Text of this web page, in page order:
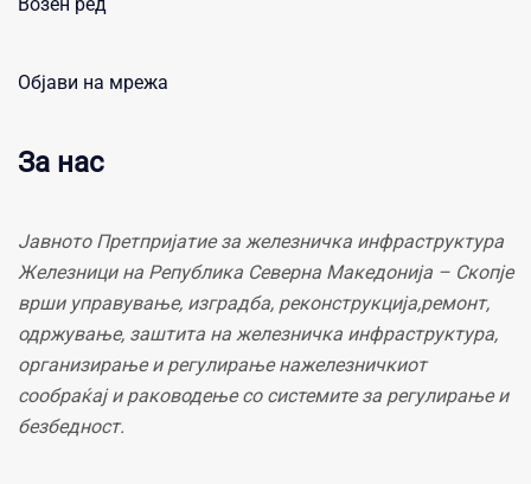
Објави на мрежа
За нас
Јавното Претпријатие за железничка инфраструктура
Железници на Република Северна Македонија – Скопје
врши управување, изградба, реконструкција,ремонт,
одржување, заштита на железничка инфраструктура,
организирање и регулирање нажелезничкиот
сообраќај и раководење со системите за регулирање и
безбедност.